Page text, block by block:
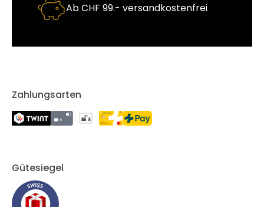
Ab CHF 99.- versandkostenfrei
Zahlungsarten
Gütesiegel